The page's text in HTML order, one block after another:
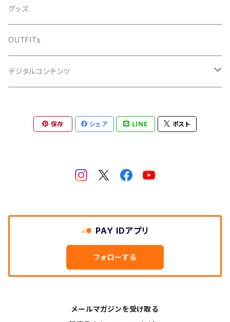
3インチ
最終仕上げ研磨
中性シャンプー
撥水シャンプー
コーティング
簡易型
硬化型
グッズ
OUTFITs
デジタルコンテンツ
保存 シェア LINE ポスト
PAY IDアプリ
フォローする
メールマガジンを受け取る